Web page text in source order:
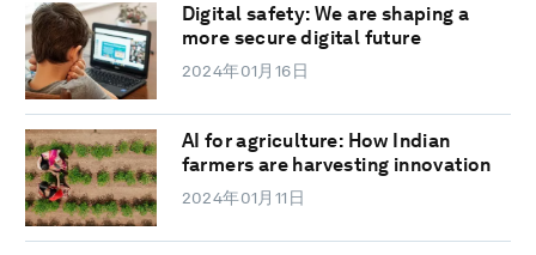
Digital safety: We are shaping a
more secure digital future
2024年01月16日
AI for agriculture: How Indian
farmers are harvesting innovation
2024年01月11日